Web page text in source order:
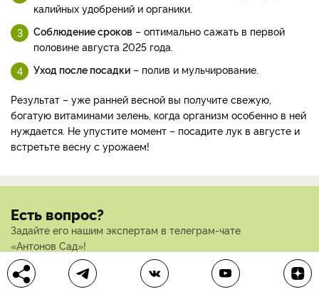
калийных удобрений и органики.
Соблюдение сроков – оптимально сажать в первой
половине августа 2025 года.
Уход после посадки – полив и мульчирование.
Результат – уже ранней весной вы получите свежую,
богатую витаминами зелень, когда организм особенно в ней
нуждается. Не упустите момент – посадите лук в августе и
встретьте весну с урожаем!
Есть вопрос?
Задайте его нашим экспертам в телеграм-чате
«Антонов Сад»!